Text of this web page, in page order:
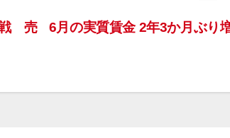
6月の実質賃金 2年3か月ぶ
戦 売